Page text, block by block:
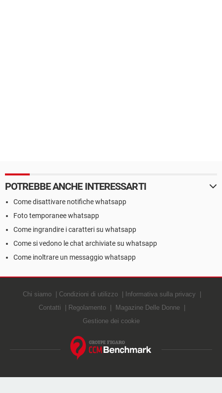
POTREBBE ANCHE INTERESSARTI
Come disattivare notifiche whatsapp
Foto temporanee whatsapp
Come ingrandire i caratteri su whatsapp
Come si vedono le chat archiviate su whatsapp
Come inoltrare un messaggio whatsapp
Chi siamo Condizioni di utilizzo
Informativa sulla privacy
Contatti
Regolamento
Magazine Delle Donne
Gestione dei cookie